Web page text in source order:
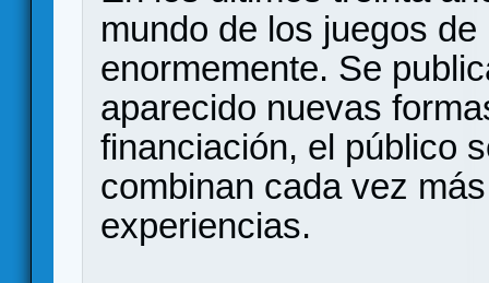
mundo de los juegos
enormemente. Se
aparecido nuevas
financiación, el público
combinan cada vez
experiencias.